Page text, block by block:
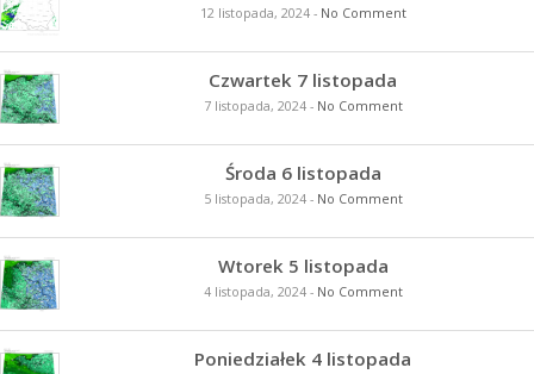
12 listopada, 2024- No Comment
Czwartek 7 listopada
7 listopada, 2024- No Comment
Środa 6 listopada
5 listopada, 2024- No Comment
Wtorek 5 listopada
4 listopada, 2024- No Comment
Poniedziałek 4 listopada